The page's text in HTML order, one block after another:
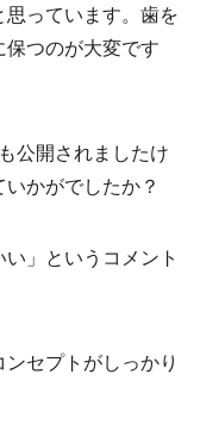
っています。歯を
つのが大変です
公開されましたけ
かがでしたか？
」というコメント
セプトがしっかり